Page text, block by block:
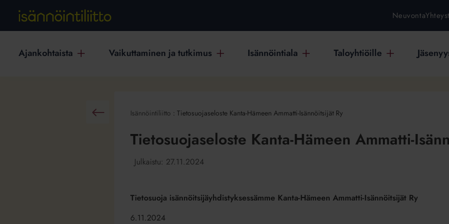
Neuvonta
Ajankohtaista Vaikuttaminen ja tutkimus Isännöintiala Taloyhtiöille
Takaisin Isännöintiliitto : Tietosuojaseloste Kanta-Hämeen Ammatti-Isännöitsijät Ry
Tietosuojaseloste Kanta-Hämeen Ammatti-
Julkaistu: 27.11.2024
Tietosuoja isännöitsijäyhdistyksessämme Kanta-Hämeen Ammatti-Isännöitsijät Ry
6.11.2024